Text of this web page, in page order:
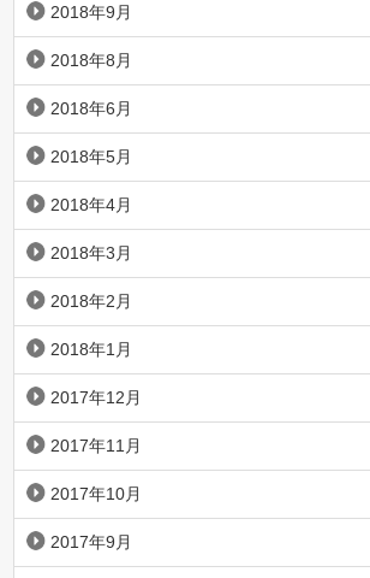
2018年9月
2018年8月
2018年6月
2018年5月
2018年4月
2018年3月
2018年2月
2018年1月
2017年12月
2017年11月
2017年10月
2017年9月